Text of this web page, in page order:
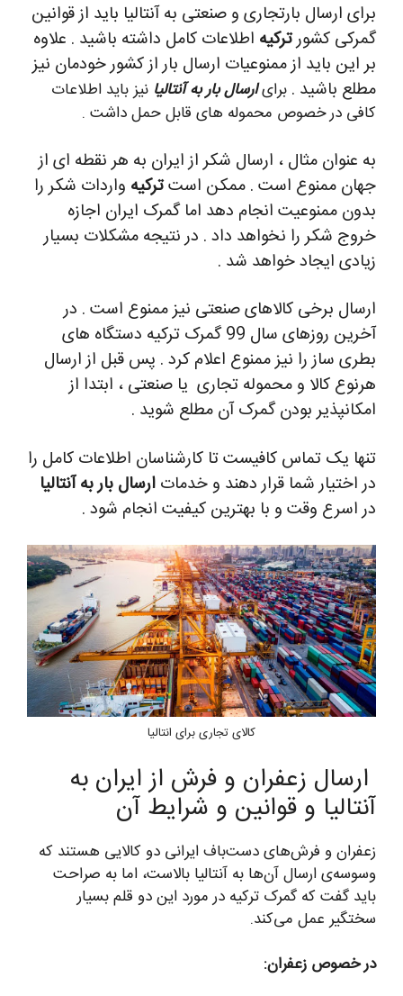
برای ارسال بارتجاری و صنعتی به آنتالیا باید از قوانین
گمرکی کشورترکیه اطلاعات کامل داشته باشید . علاوه
بر این باید از ممنوعیات ارسال بار از کشور خودمان نیز
مطلع باشید . برایارسال بار به آنتالیا نیز باید اطلاعات
کافی در خصوص محموله های قابل حمل داشت .
به عنوان مثال ، ارسال شکر از ایران به هر نقطه ای از
جهان ممنوع است . ممکن استترکیه واردات شکر را
بدون ممنوعیت انجام دهد اما گمرک ایران اجازه
خروج شکر را نخواهد داد . در نتیجه مشکلات بسیار
زیادی ایجاد خواهد شد .
ارسال برخی کالاهای صنعتی نیز ممنوع است . در
آخرین روزهای سال 99 گمرک ترکیه دستگاه های
بطری ساز را نیز ممنوع اعلام کرد . پس قبل از ارسال
هرنوع کالا و محموله تجاری یا صنعتی ، ابتدا از
امکانپذیر بودن گمرک آن مطلع شوید .
تنها یک تماس کافیست تا کارشناسان اطلاعات کامل را
در اختیار شما قرار دهند و خدمات ارسال بار به آنتالیا
در اسرع وقت و با بهترین کیفیت انجام شود .
کالای تجاری برای انتالیا
ارسال زعفران و فرش از ایران به
آنتالیا و قوانین و شرایط آن
زعفران و فرش‌های دست‌باف ایرانی دو کالایی هستند که
وسوسه‌ی ارسال آن‌ها به آنتالیا بالاست، اما به صراحت
باید گفت که گمرک ترکیه در مورد این دو قلم بسیار
سختگیر عمل می‌کند.
در خصوص زعفران: